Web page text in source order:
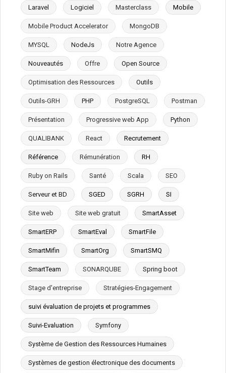
Laravel Logiciel Masterclass Mobile
Mobile Product Accelerator MongoDB
MYSQL NodeJs Notre Agence
Nouveautés Offre Open Source
Optimisation des Ressources Outils
Outils-GRH PHP PostgreSQL Postman
Présentation Progressive web App Python
QUALIBANK React Recrutement
Référence Rémunération RH
Ruby on Rails Santé Scala SEO
Serveur et BD SGED SGRH SI
Site web Site web gratuit SmartAsset
SmartERP SmartEval SmartFile
SmartMifin SmartOrg SmartSMQ
SmartTeam SONARQUBE Spring boot
Stage d'entreprise Stratégies-Engagement
suivi évaluation de projets et programmes
Suivi-Evaluation Symfony
Système de Gestion des Ressources Humaines
Systèmes de gestion électronique des documents